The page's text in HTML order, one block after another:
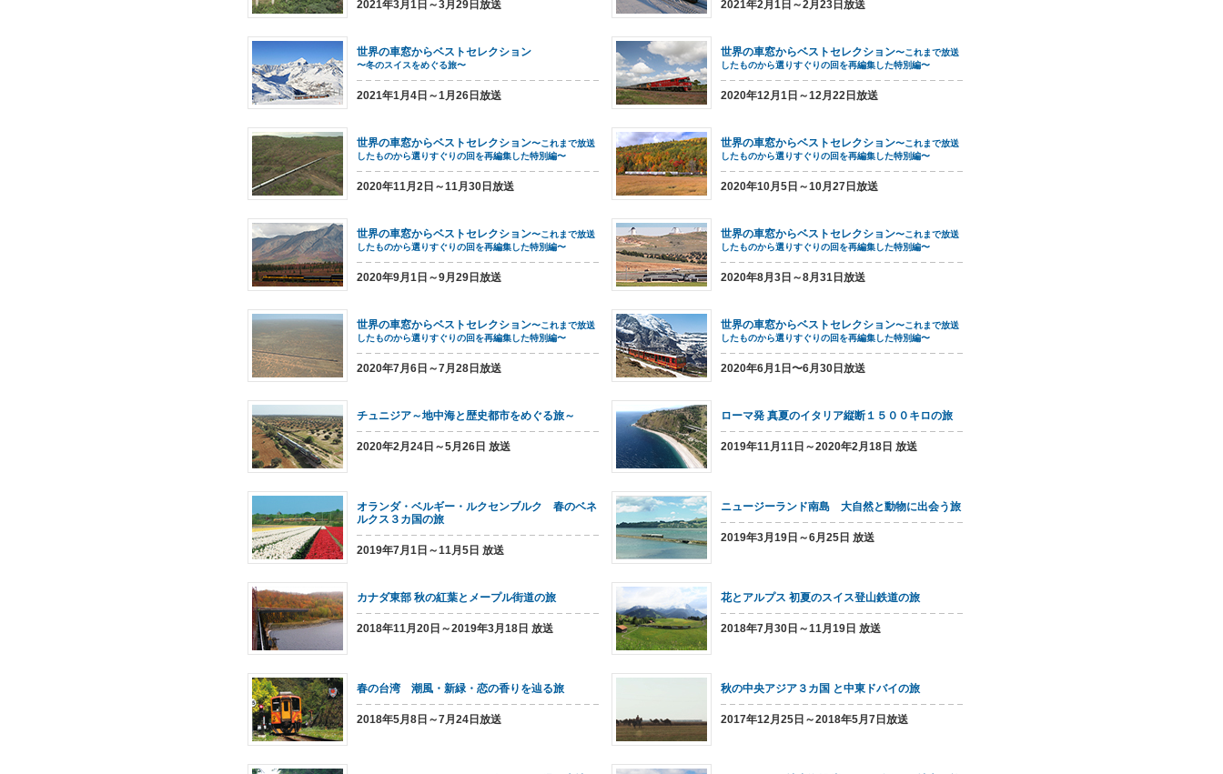
2021年3月1日～3月29日放送 2021年2月1日～2月23日放送
世界の車窓からベストセレクション
〜冬のスイスをめぐる旅〜
2021年1月4日～1月26日放送
世界の車窓からベストセレクション〜これまで放送
したものから選りすぐりの回を再編集した特別編〜
2020年12月1日～12月22日放送
世界の車窓からベストセレクション〜これまで放送
したものから選りすぐりの回を再編集した特別編〜
2020年11月2日～11月30日放送
世界の車窓からベストセレクション〜これまで放送
したものから選りすぐりの回を再編集した特別編〜
2020年10月5日～10月27日放送
世界の車窓からベストセレクション〜これまで放送
したものから選りすぐりの回を再編集した特別編〜
2020年9月1日～9月29日放送
世界の車窓からベストセレクション〜これまで放送
したものから選りすぐりの回を再編集した特別編〜
2020年8月3日～8月31日放送
世界の車窓からベストセレクション〜これまで放送
したものから選りすぐりの回を再編集した特別編〜
2020年7月6日～7月28日放送
世界の車窓からベストセレクション〜これまで放送
したものから選りすぐりの回を再編集した特別編〜
2020年6月1日〜6月30日放送
チュニジア～地中海と歴史都市をめぐる旅～
2020年2月24日～5月26日 放送
ローマ発 真夏のイタリア縦断１５００キロの旅
2019年11月11日～2020年2月18日 放送
オランダ・ベルギー・ルクセンブルク 春のベネ
ルクス３カ国の旅
2019年7月1日～11月5日 放送
ニュージーランド南島 大自然と動物に出会う旅
2019年3月19日～6月25日 放送
カナダ東部 秋の紅葉とメープル街道の旅
2018年11月20日～2019年3月18日 放送
花とアルプス 初夏のスイス登山鉄道の旅
2018年7月30日～11月19日 放送
春の台湾 潮風・新緑・恋の香りを辿る旅
2018年5月8日～7月24日放送
秋の中央アジア３カ国 と中東ドバイの旅
2017年12月25日～2018年5月7日放送